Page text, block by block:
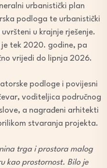
urbanistički plan
podloga te urbanistički
u krajnje rješenje.
tek 2020. godine, pa
vrijedi do lipnja 2026.
podloge i povijesni
voditeljica područnog
a nagrađeni arhitekti
stvaranja projekta.
trga i prostora malog
kao prostornost. Bilo je